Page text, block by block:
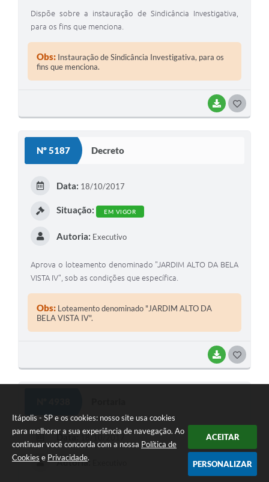
Itápolis - SP e os cookies: nosso site usa cookies
para melhorar a sua experiência de navegação. Ao
continuar você concorda com a nossa Política de
Cookies e Privacidade.
ACEITAR
PERSONALIZAR
BAIXAR
Dispõe sobre a instauração de Sindicância Investigativa,
para os fins que menciona.
Obs: Instauração de Sindicância Investigativa, para os
fins que menciona.
Nº 5187 Decreto
BAIXAR
Data: 18/10/2017
Situação: EM VIGOR
Autoria: Executivo
Aprova o loteamento denominado "JARDIM ALTO DA BELA
VISTA IV", sob as condições que específica.
Obs: Loteamento denominado "JARDIM ALTO DA
BELA VISTA IV".
Data: 18/10/2017
Autoria: